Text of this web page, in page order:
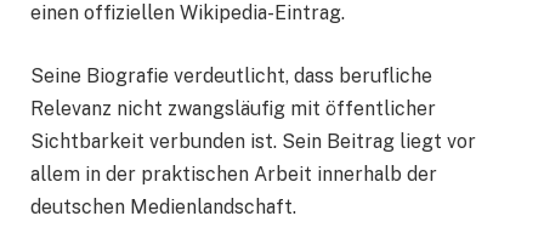
einen offiziellen Wikipedia-Eintrag.
Seine Biografie verdeutlicht, dass berufliche
Relevanz nicht zwangsläufig mit öffentlicher
Sichtbarkeit verbunden ist. Sein Beitrag liegt vor
allem in der praktischen Arbeit innerhalb der
deutschen Medienlandschaft.